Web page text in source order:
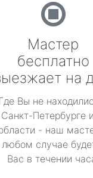
Мастер
бесплатно
на
Вы не
Санкт-Петербурге
- наш
любом случае
Вас в течении